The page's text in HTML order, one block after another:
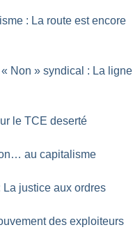
: La route est encore
Non » syndical : La ligne
le TCE deserté
au capitalisme
justice aux ordres
des exploiteurs